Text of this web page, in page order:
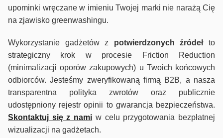
upominki wręczane w imieniu Twojej marki nie narażą Cię
na zjawisko greenwashingu.
Wykorzystanie gadżetów z potwierdzonych źródełto
strategiczny krok w procesie Friction Reduction
(minimalizacji oporów zakupowych) u Twoich końcowych
odbiorców. Jesteśmy zweryfikowaną firmą B2B, a nasza
transparentna polityka zwrotów oraz publicznie
udostępniony rejestr opinii to gwarancja bezpieczeństwa.
Skontaktuj się z nami w celu przygotowania bezpłatnej
wizualizacji na gadżetach.